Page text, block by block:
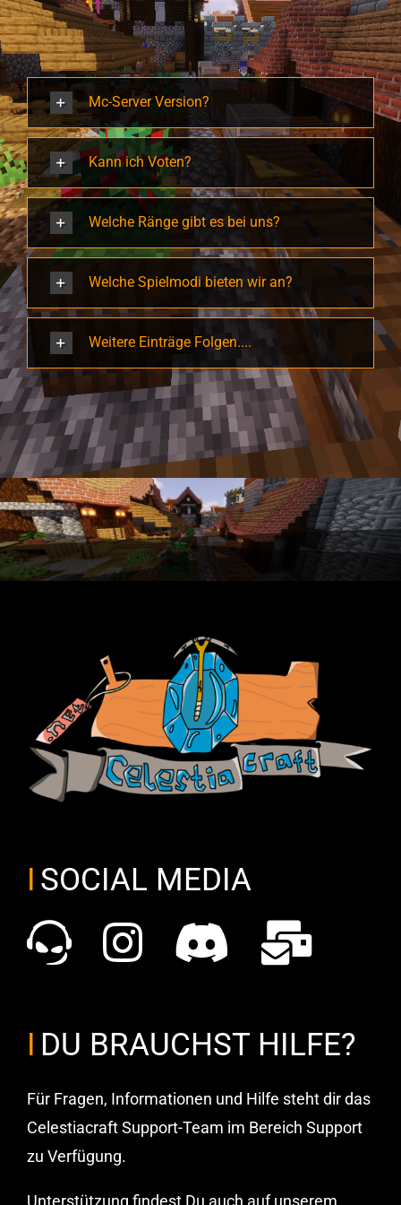
Mc-Server Version?
Kann ich Voten?
Welche Ränge gibt es bei uns?
Welche Spielmodi bieten wir an?
Weitere Einträge Folgen....
SOCIAL MEDIA
DU BRAUCHST HILFE?
Für Fragen, Informationen und Hilfe steht dir das
Celestiacraft Support-Team im Bereich Support
zu Verfügung.
Unterstützung findest Du auch auf unserem